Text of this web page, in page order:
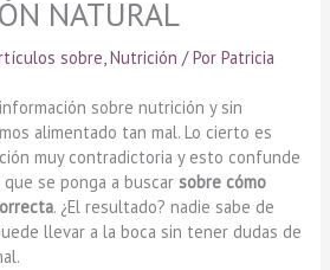
NATURAL
sobre,Nutrición / PorPatricia
sobre nutrición y sin
alimentado tan mal. Lo cierto es
muy contradictoria y esto confunde
que se ponga a buscarsobre cómo
. ¿El resultado? nadie sabe de
llevar a la boca sin tener dudas de